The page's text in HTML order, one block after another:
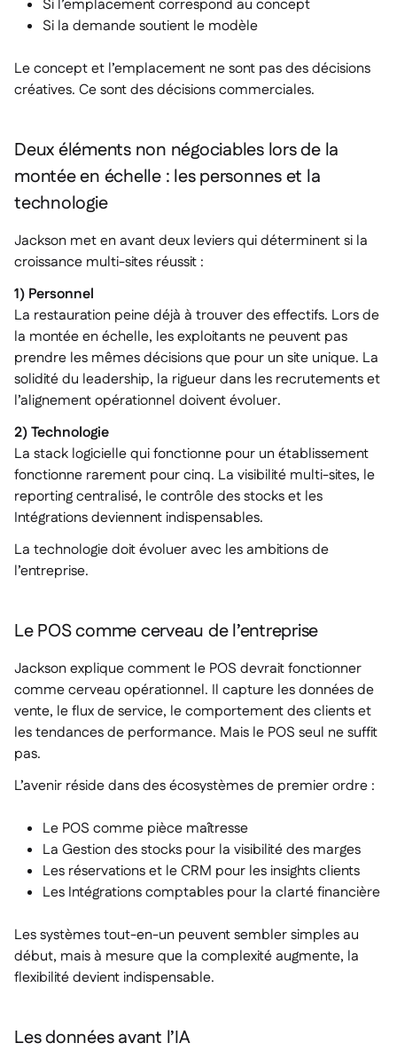
Si l’emplacement correspond au concept
Si la demande soutient le modèle
Le concept et l’emplacement ne sont pas des décisions
créatives. Ce sont des décisions commerciales.
Deux éléments non négociables lors de la
montée en échelle : les personnes et la
technologie
Jackson met en avant deux leviers qui déterminent si la
croissance multi-sites réussit :
1) Personnel
La restauration peine déjà à trouver des effectifs. Lors de
la montée en échelle, les exploitants ne peuvent pas
prendre les mêmes décisions que pour un site unique. La
solidité du leadership, la rigueur dans les recrutements et
l’alignement opérationnel doivent évoluer.
2) Technologie
La stack logicielle qui fonctionne pour un établissement
fonctionne rarement pour cinq. La visibilité multi-sites, le
reporting centralisé, le contrôle des stocks et les
Intégrations deviennent indispensables.
La technologie doit évoluer avec les ambitions de
l’entreprise.
Le POS comme cerveau de l’entreprise
Jackson explique comment le POS devrait fonctionner
comme cerveau opérationnel. Il capture les données de
vente, le flux de service, le comportement des clients et
les tendances de performance. Mais le POS seul ne suffit
pas.
L’avenir réside dans des écosystèmes de premier ordre :
Le POS comme pièce maîtresse
La Gestion des stocks pour la visibilité des marges
Les réservations et le CRM pour les insights clients
Les Intégrations comptables pour la clarté financière
Les systèmes tout-en-un peuvent sembler simples au
début, mais à mesure que la complexité augmente, la
flexibilité devient indispensable.
Les données avant l’IA